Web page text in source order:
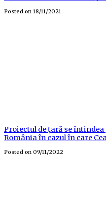
Posted on 18/11/2021
Proiectul de țară se
România în cazul în care
Posted on 09/11/2022